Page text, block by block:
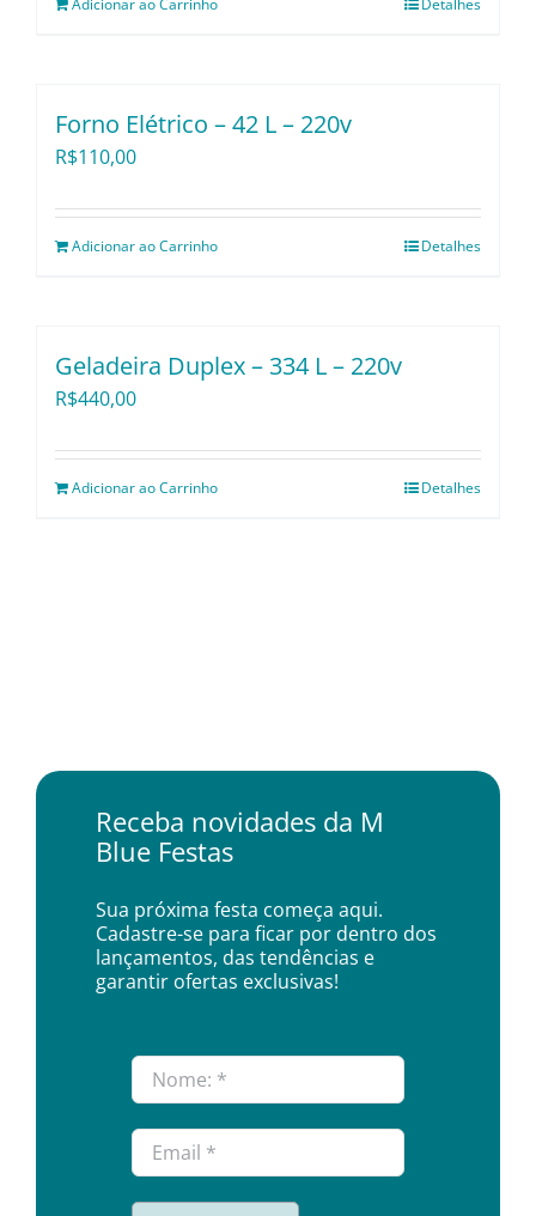
Adicionar ao Carrinho Detalhes
Forno Elétrico – 42 L – 220v
R$110,00
Adicionar ao Carrinho Detalhes
Geladeira Duplex – 334 L – 220v
R$440,00
Adicionar ao Carrinho Detalhes
Receba novidades da M
Blue Festas
Sua próxima festa começa aqui.
Cadastre-se para ficar por dentro dos
lançamentos, das tendências e
garantir ofertas exclusivas!